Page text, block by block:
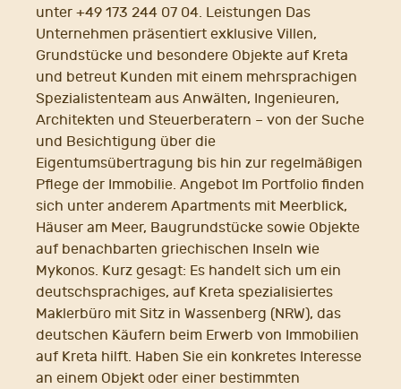
unter +49 173 244 07 04. Leistungen Das
Unternehmen präsentiert exklusive Villen,
Grundstücke und besondere Objekte auf Kreta
und betreut Kunden mit einem mehrsprachigen
Spezialistenteam aus Anwälten, Ingenieuren,
Architekten und Steuerberatern – von der Suche
und Besichtigung über die
Eigentumsübertragung bis hin zur regelmäßigen
Pflege der Immobilie. Angebot Im Portfolio finden
sich unter anderem Apartments mit Meerblick,
Häuser am Meer, Baugrundstücke sowie Objekte
auf benachbarten griechischen Inseln wie
Mykonos. Kurz gesagt: Es handelt sich um ein
deutschsprachiges, auf Kreta spezialisiertes
Maklerbüro mit Sitz in Wassenberg (NRW), das
deutschen Käufern beim Erwerb von Immobilien
auf Kreta hilft. Haben Sie ein konkretes Interesse
an einem Objekt oder einer bestimmten